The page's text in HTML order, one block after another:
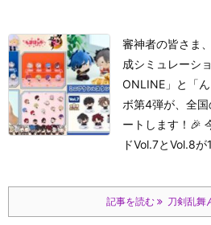
審神者の皆さま
成シミュレーシ
ONLINE」と「
ボ第4弾が、全
ートします！🎉
ドVol.7とVol.8が
記事を読む 刀剣乱舞